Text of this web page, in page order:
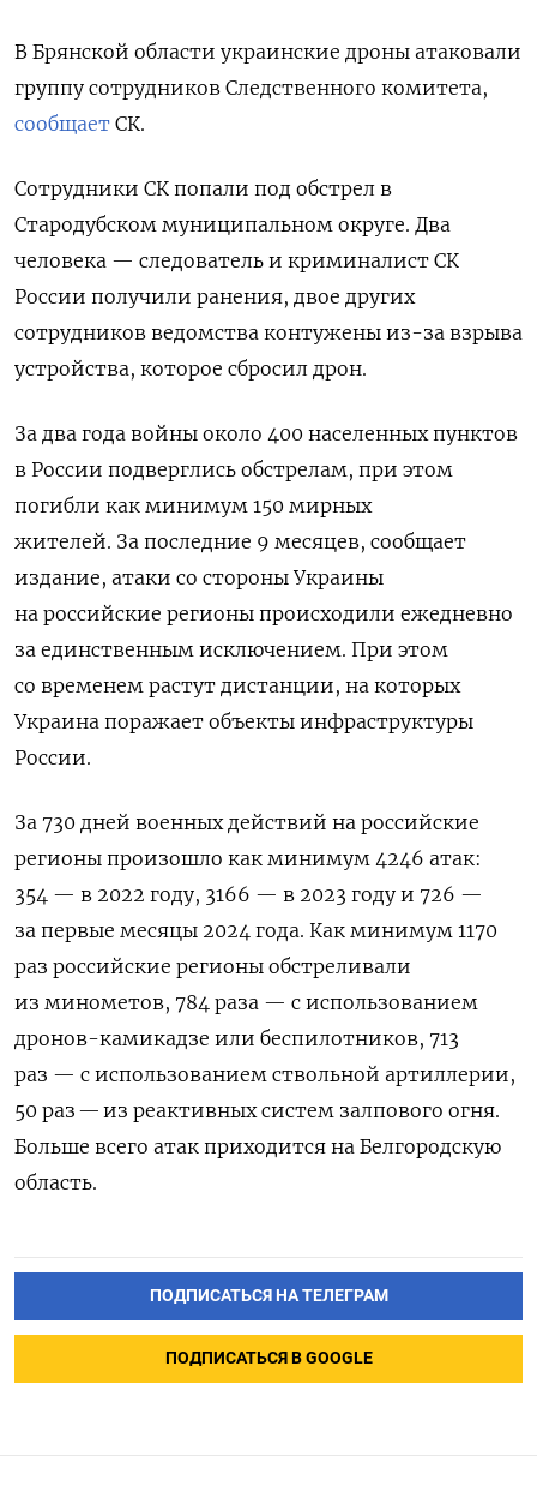
В Брянской области украинские дроны атаковали
группу сотрудников Следственного комитета,
сообщает СК.
Сотрудники СК попали под обстрел в
Стародубском муниципальном округе. Два
человека — следователь и криминалист СК
России получили ранения, двое других
сотрудников ведомства контужены из-за взрыва
устройства, которое сбросил дрон.
За два года войны около 400 населенных пунктов
в России подверглись обстрелам, при этом
погибли как минимум 150 мирных
жителей. За последние 9 месяцев, сообщает
издание, атаки со стороны Украины
на российские регионы происходили ежедневно
за единственным исключением. При этом
со временем растут дистанции, на которых
Украина поражает объекты инфраструктуры
России.
За 730 дней военных действий на российские
регионы произошло как минимум 4246 атак:
354 — в 2022 году, 3166 — в 2023 году и 726 —
за первые месяцы 2024 года. Как минимум 1170
раз российские регионы обстреливали
из минометов, 784 раза — с использованием
дронов-камикадзе или беспилотников, 713
раз — с использованием ствольной артиллерии,
50 раз — из реактивных систем залпового огня.
Больше всего атак приходится на Белгородскую
область.
ПОДПИСАТЬСЯ НА ТЕЛЕГРАМ
ПОДПИСАТЬСЯ В GOOGLE